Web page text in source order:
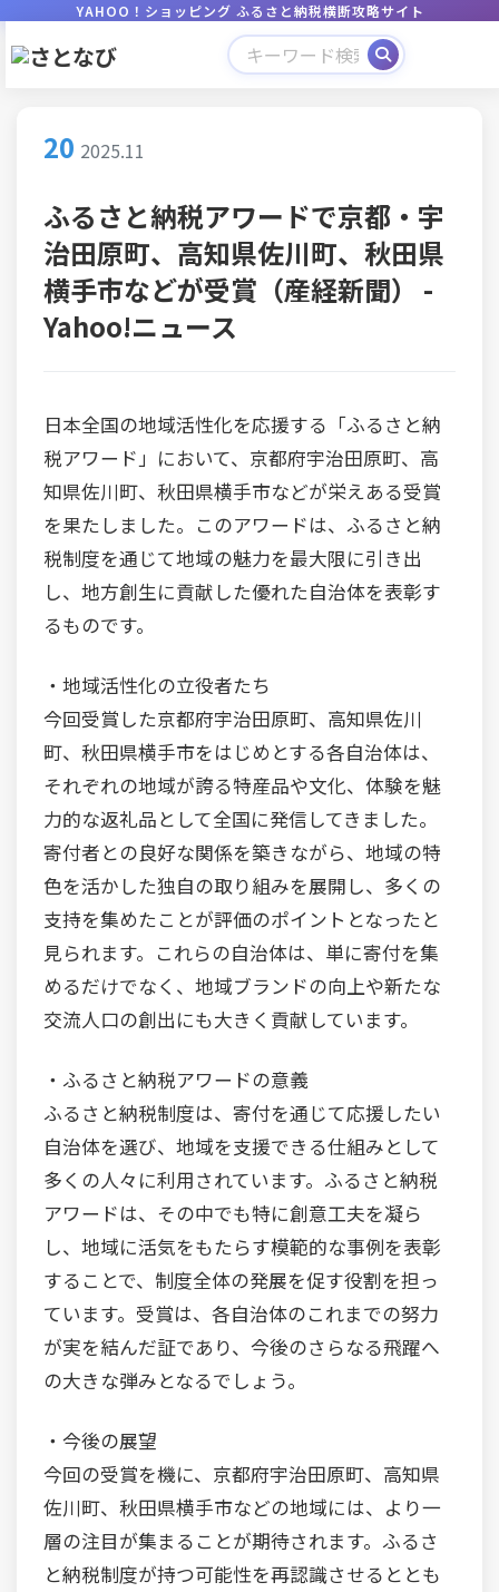
YAHOO！ショッピング ふるさと納税横断攻略サイト
20 2025.11
ふるさと納税アワードで京都・宇
治田原町、高知県佐川町、秋田県
横手市などが受賞（産経新聞） -
Yahoo!ニュース
日本全国の地域活性化を応援する「ふるさと納
税アワード」において、京都府宇治田原町、高
知県佐川町、秋田県横手市などが栄えある受賞
を果たしました。このアワードは、ふるさと納
税制度を通じて地域の魅力を最大限に引き出
し、地方創生に貢献した優れた自治体を表彰す
るものです。
・地域活性化の立役者たち
今回受賞した京都府宇治田原町、高知県佐川
町、秋田県横手市をはじめとする各自治体は、
それぞれの地域が誇る特産品や文化、体験を魅
力的な返礼品として全国に発信してきました。
寄付者との良好な関係を築きながら、地域の特
色を活かした独自の取り組みを展開し、多くの
支持を集めたことが評価のポイントとなったと
見られます。これらの自治体は、単に寄付を集
めるだけでなく、地域ブランドの向上や新たな
交流人口の創出にも大きく貢献しています。
・ふるさと納税アワードの意義
ふるさと納税制度は、寄付を通じて応援したい
自治体を選び、地域を支援できる仕組みとして
多くの人々に利用されています。ふるさと納税
アワードは、その中でも特に創意工夫を凝ら
し、地域に活気をもたらす模範的な事例を表彰
することで、制度全体の発展を促す役割を担っ
ています。受賞は、各自治体のこれまでの努力
が実を結んだ証であり、今後のさらなる飛躍へ
の大きな弾みとなるでしょう。
・今後の展望
今回の受賞を機に、京都府宇治田原町、高知県
佐川町、秋田県横手市などの地域には、より一
層の注目が集まることが期待されます。ふるさ
と納税制度が持つ可能性を再認識させるととも